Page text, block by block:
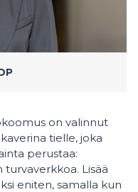
on valinnut
tielle, joka
perustaa:
Lisää
eniten, samalla kun